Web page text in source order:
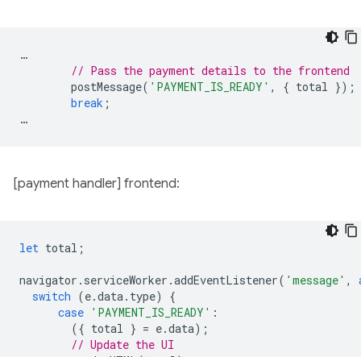
…
// Pass the payment details to the frontend
postMessage( 'PAYMENT_IS_READY' , { total });
break ;
…
[payment handler] frontend:
let total ;
navigator . serviceWorker .addEventListener( 'message' ,
switch (e.data. type)
{
case 'PAYMENT_IS_READY' :
({ total } = e.data);
// Update the UI